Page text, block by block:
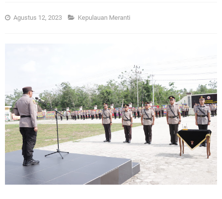
Agustus 12, 2023 Kepulauan Meranti